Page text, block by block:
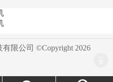
限公司 ©Copyright 2026